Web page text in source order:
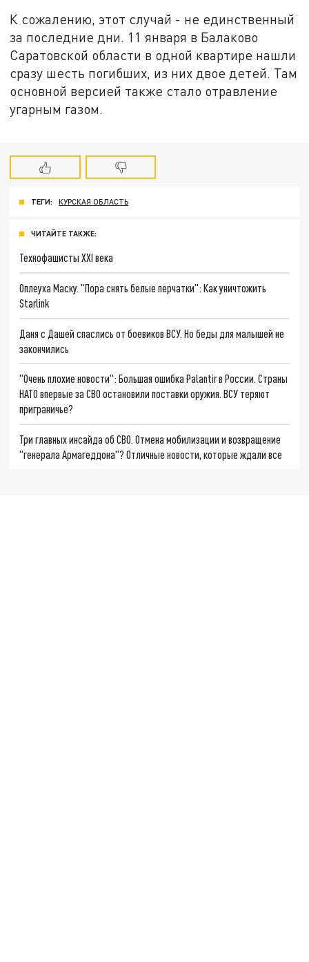
К сожалению, этот случай - не единственный
за последние дни. 11 января в Балаково
Саратовской области в одной квартире нашли
сразу шесть погибших, из них двое детей. Там
основной версией также стало отравление
угарным газом.
ТЕГИ: КУРСКАЯ ОБЛАСТЬ
ЧИТАЙТЕ ТАКЖЕ:
Технофашисты XXI века
Оплеуха Маску. "Пора снять белые перчатки": Как уничтожить
Starlink
Даня с Дашей спаслись от боевиков ВСУ. Но беды для малышей не
закончились
"Очень плохие новости": Большая ошибка Palantir в России. Страны
НАТО впервые за СВО остановили поставки оружия. ВСУ теряют
приграничье?
Три главных инсайда об СВО. Отмена мобилизации и возвращение
"генерала Армагеддона"? Отличные новости, которые ждали все